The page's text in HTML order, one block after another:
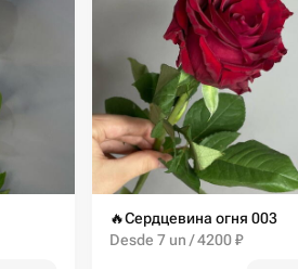
️‍🔥Сердцевина огня 003
Desde 7 un / 4200 ₽